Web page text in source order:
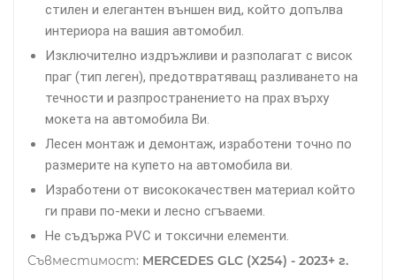
стилен и елегантен външен вид, който допълва
интериора на вашия автомобил.
Изключително издръжливи и разполагат с висок
праг (тип леген), предотвратяващ разливането на
течности и разпространението на прах върху
мокета на автомобила Ви.
Лесен монтаж и демонтаж, изработени точно по
размерите на купето на автомобила ви.
Изработени от висококачествен материал който
ги прави по-меки и лесно сгъваеми.
Не съдържа PVC и токсични елементи.
Съвместимост: MERCEDES GLC (X254) - 2023+ г.